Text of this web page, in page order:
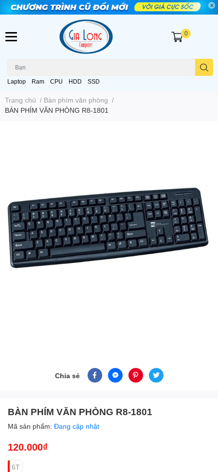
Laptop Ram CPU HDD SSD
0
Trang chủ / Bàn phím văn phòng /
BÀN PHÍM VĂN PHÒNG R8-1801
Chia sẻ
BÀN PHÍM VĂN PHÒNG R8-1801
Mã sản phẩm: Đang cập nhật
120.000₫
6T